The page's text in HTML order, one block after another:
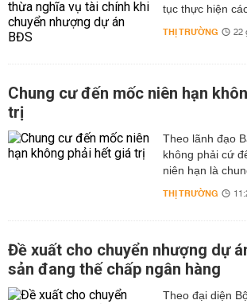
tục thực hiện
THỊ TRƯỜNG 22
Chung cư đến mốc niên hạn
trị
Theo lãnh đạo
không phải cứ
niên hạn là
THỊ TRƯỜNG
Đề xuất cho chuyển nhượng dự
sản đang thế chấp ngân hàng
Theo đại diện